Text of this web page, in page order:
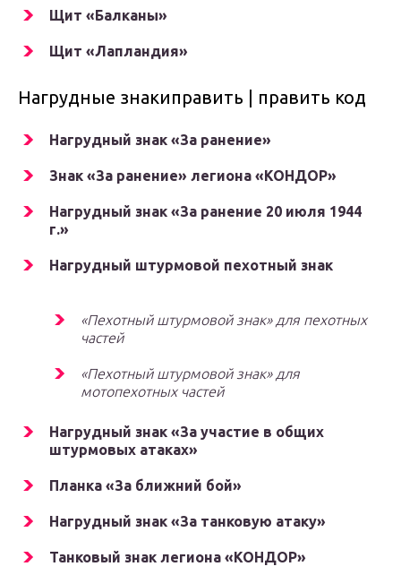
Щит «Балканы»
Щит «Лапландия»
Нагрудные знакиправить | править код
Нагрудный знак «За ранение»
Знак «За ранение» легиона «КОНДОР»
Нагрудный знак «За ранение 20 июля 1944
г.»
Нагрудный штурмовой пехотный знак
«Пехотный штурмовой знак» для пехотных
частей
«Пехотный штурмовой знак» для
мотопехотных частей
Нагрудный знак «За участие в общих
штурмовых атаках»
Планка «За ближний бой»
Нагрудный знак «За танковую атаку»
Танковый знак легиона «КОНДОР»